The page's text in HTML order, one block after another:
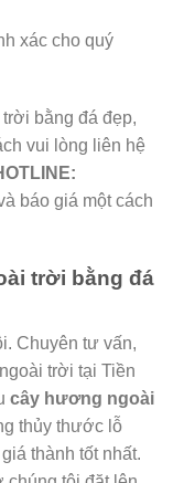
xác cho quý
bằng đá đẹp,
vui lòng liên hệ
báo giá một cách
trời bằng đá
Chuyên tư vấn,
trời tại Tiền
cây hương ngoài
thủy thước lỗ
thành tốt nhất.